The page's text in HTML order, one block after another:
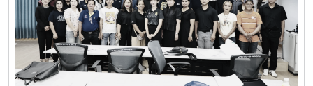
ทะเล อันเป็นการสร้างประสบการณ์การเรียนรู้จากสถานการณ์
จริง พร้อมปลูกฝังความรับผิดชอบต่อสังคมและสิ่งแวดล้อม